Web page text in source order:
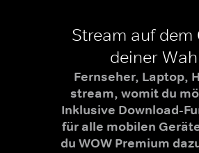
Stream auf dem
deiner
Fernseher, Laptop,
stream, womit du
Inklusive Download-
für alle mobilen
du WOW Premium